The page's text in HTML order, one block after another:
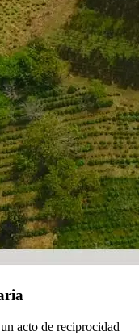
acto de reciprocidad